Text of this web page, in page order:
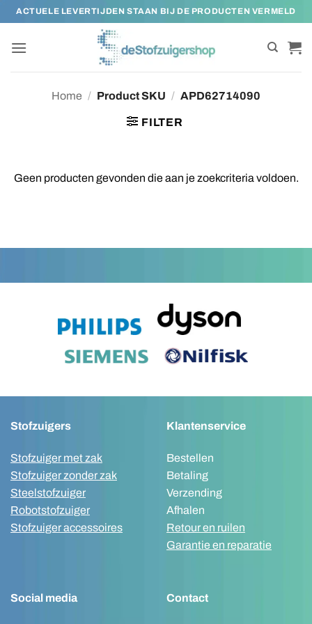
naar
inhoud
ACTUELE LEVERTIJDEN STAAN BIJ DE PRODUCTEN VERMELD
Home / Product SKU / APD62714090
FILTER
Geen producten gevonden die aan je zoekcriteria voldoen.
Stofzuigers
Stofzuiger met zak
Stofzuiger zonder zak
Steelstofzuiger
Robotstofzuiger
Stofzuiger accessoires
Klantenservice
Bestellen
Betaling
Verzending
Afhalen
Retour en ruilen
Garantie en reparatie
Social media Contact